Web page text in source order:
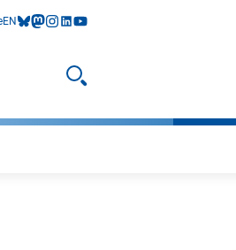
EN bluesky
mastodon
instagram
linkedIn
youtube
Suche öffnen